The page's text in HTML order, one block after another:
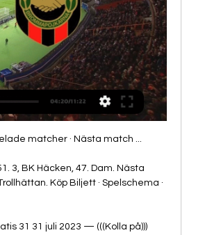
matcher · Nästa match ...
3, BK Häcken, 47. Dam. Nästa
Köp Biljett · Spelschema ·
31 31 juli 2023 — (((Kolla på)))